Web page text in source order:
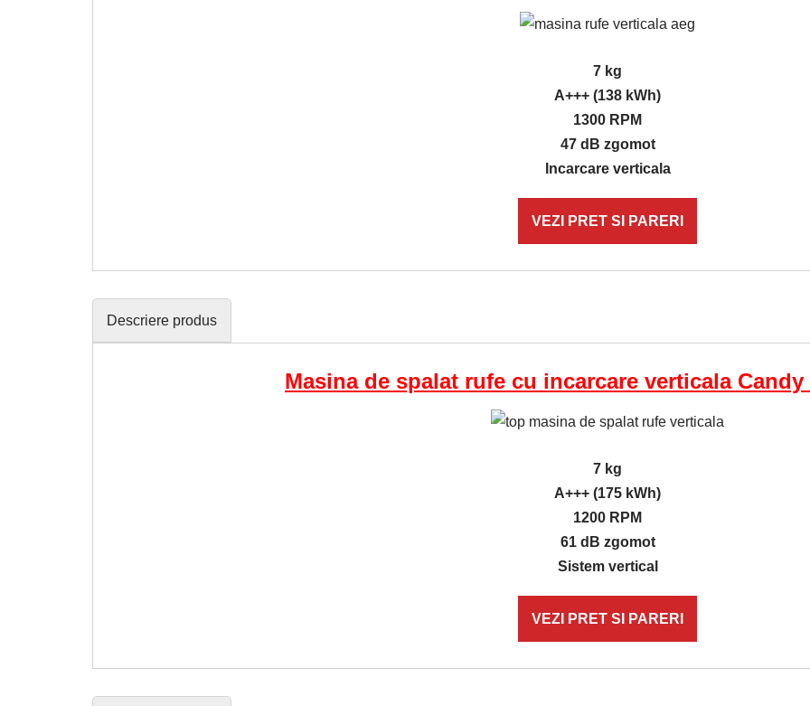
7 kg
A+++ (138 kWh)
1300 RPM
47 dB zgomot
Incarcare verticala
VEZI PRET SI PARERI
Descriere produs
Masina de spalat rufe cu incarcare verticala Candy
7 kg
A+++ (175 kWh)
1200 RPM
61 dB zgomot
Sistem vertical
VEZI PRET SI PARERI